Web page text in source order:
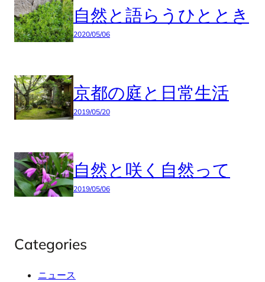
自然と語らうひととき
2020/05/06
京都の庭と日常生活
2019/05/20
自然と咲く自然って
2019/05/06
Categories
ニュース